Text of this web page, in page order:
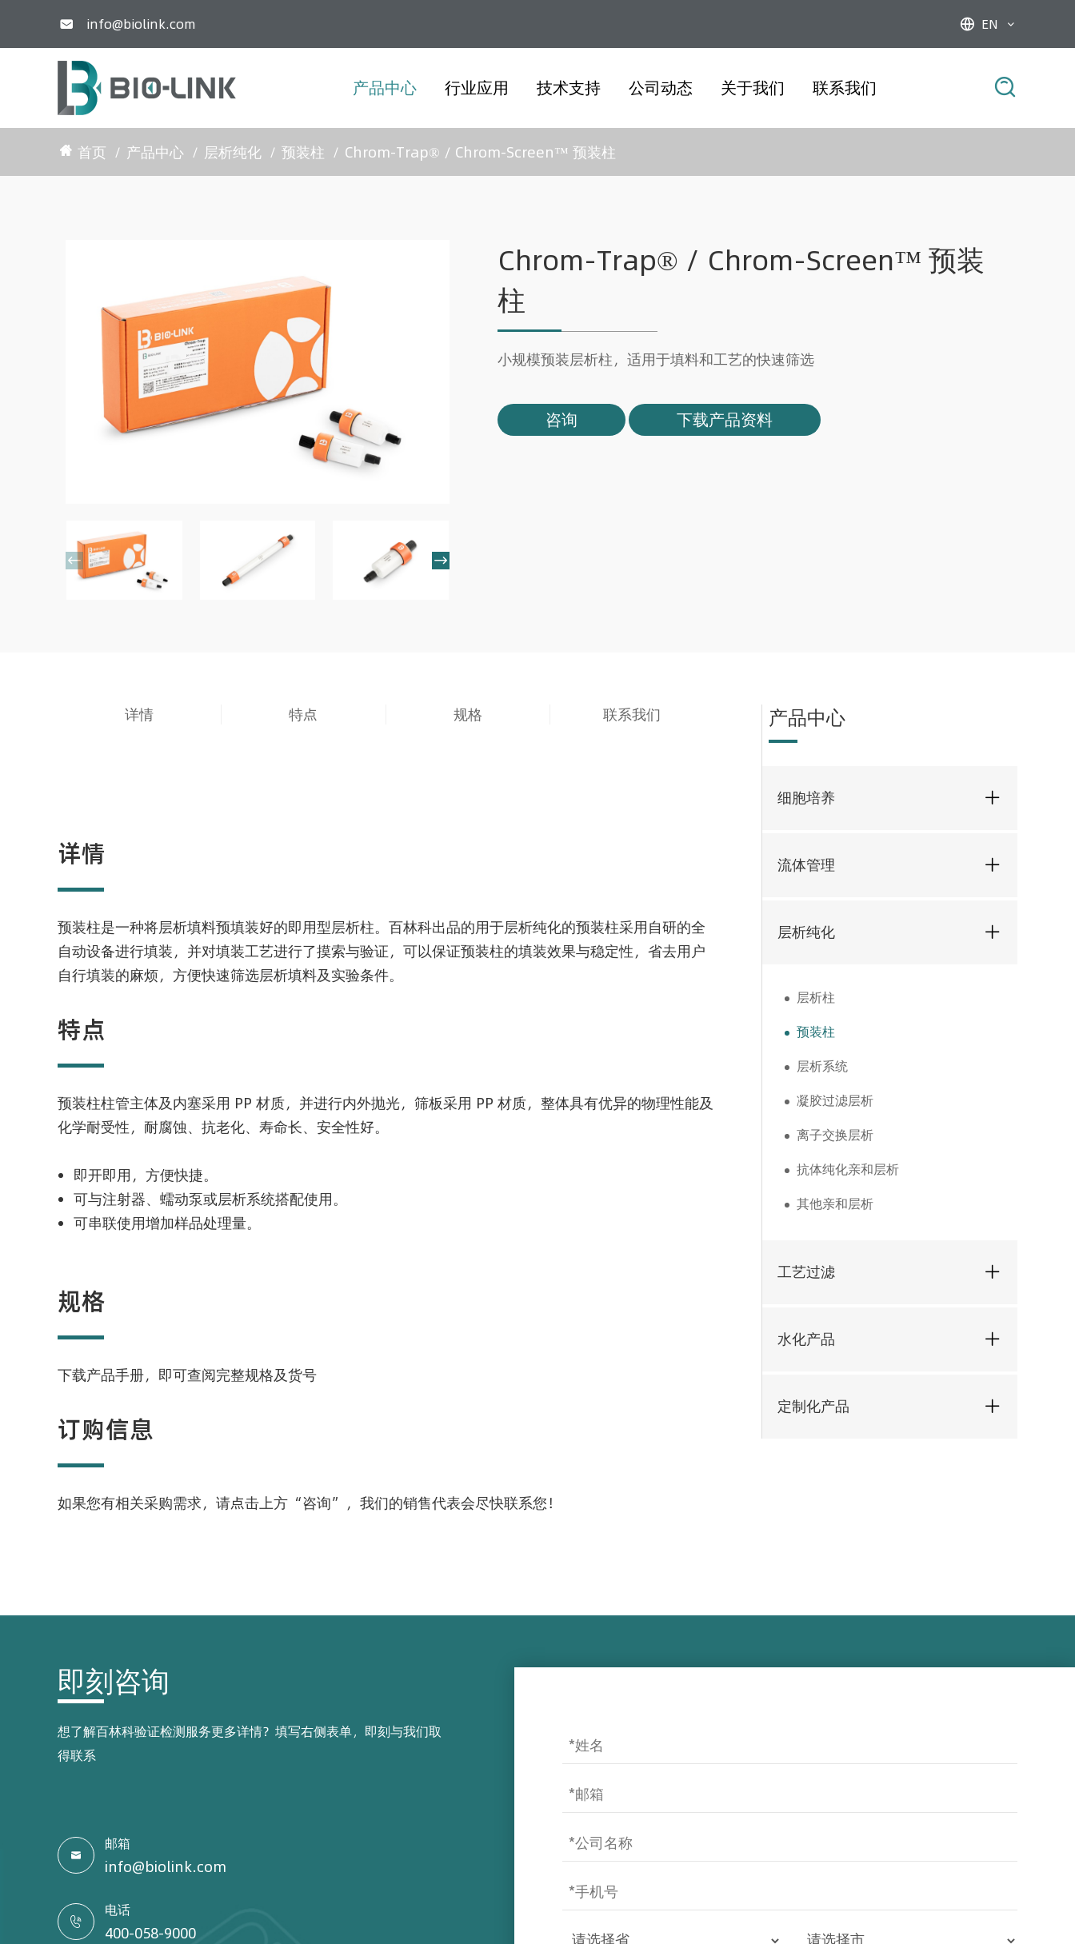
 info@biolink.com  EN 
产品中心 行业应用 技术支持 公司动态 关于我们 联系我们 
首页 产品中心 层析纯化 预装柱 Chrom-Trap® / Chrom-Screen™ 预装柱
 
Chrom-Trap® / Chrom-Screen™ 预装
柱
小规模预装层析柱，适用于填料和工艺的快速筛选
咨询 下载产品资料
详情 特点 规格 联系我们
详情
预装柱是一种将层析填料预填装好的即用型层析柱。百林科出品的用于层析纯化的预装柱采用自研的全
自动设备进行填装，并对填装工艺进行了摸索与验证，可以保证预装柱的填装效果与稳定性，省去用户
自行填装的麻烦，方便快速筛选层析填料及实验条件。
特点
预装柱柱管主体及内塞采用 PP 材质，并进行内外抛光，筛板采用 PP 材质，整体具有优异的物理性能及
化学耐受性，耐腐蚀、抗老化、寿命长、安全性好。
即开即用，方便快捷。
可与注射器、蠕动泵或层析系统搭配使用。
可串联使用增加样品处理量。
规格
下载产品手册，即可查阅完整规格及货号
订购信息
如果您有相关采购需求，请点击上方“咨询”，我们的销售代表会尽快联系您！
产品中心
细胞培养
流体管理
层析纯化
层析柱
预装柱
层析系统
凝胶过滤层析
离子交换层析
抗体纯化亲和层析
其他亲和层析
工艺过滤
水化产品
定制化产品
即刻咨询
想了解百林科验证检测服务更多详情？填写右侧表单，即刻与我们取
得联系

邮箱
info@biolink.com

电话
400-058-9000